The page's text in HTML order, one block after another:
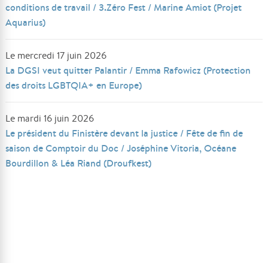
conditions de travail / 3.Zéro Fest / Marine Amiot (Projet
Aquarius)
Le mercredi 17 juin 2026
La DGSI veut quitter Palantir / Emma Rafowicz (Protection
des droits LGBTQIA+ en Europe)
Le mardi 16 juin 2026
Le président du Finistère devant la justice / Fête de fin de
saison de Comptoir du Doc / Joséphine Vitoria, Océane
Bourdillon & Léa Riand (Droufkest)